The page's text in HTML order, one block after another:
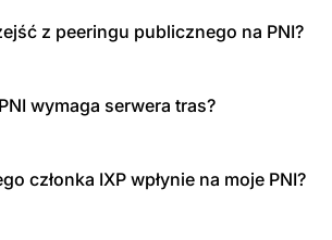
z peeringu publicznego na PNI?
wymaga serwera tras?
członka IXP wpłynie na moje PNI?